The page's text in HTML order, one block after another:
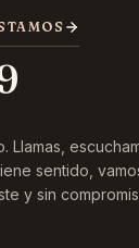
Llamas,
sentido,
y sin